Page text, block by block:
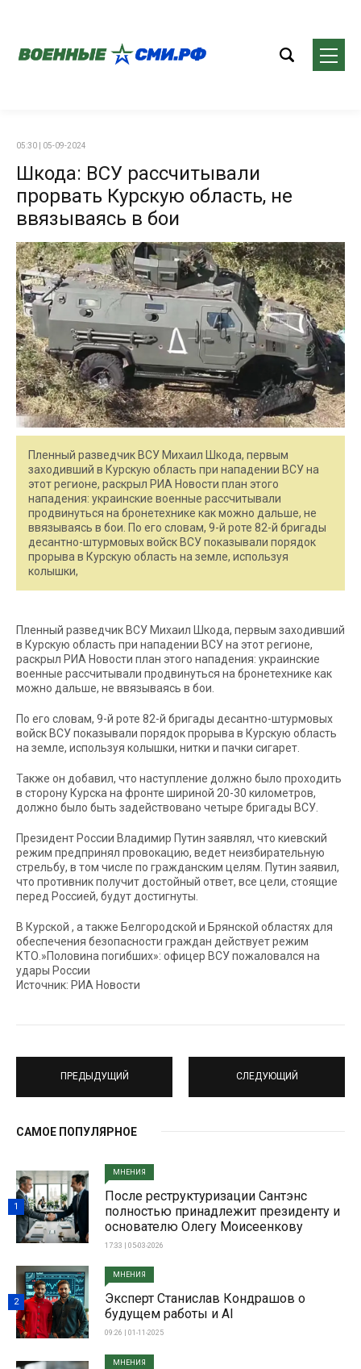
05:30 | 05-09-2024
Шкода: ВСУ рассчитывали
прорвать Курскую область, не
ввязываясь в бои
Пленный разведчик ВСУ Михаил Шкода, первым
заходивший в Курскую область при нападении ВСУ на
этот регионе, раскрыл РИА Новости план этого
нападения: украинские военные рассчитывали
продвинуться на бронетехнике как можно дальше, не
ввязываясь в бои. По его словам, 9-й роте 82-й бригады
десантно-штурмовых войск ВСУ показывали порядок
прорыва в Курскую область на земле, используя
колышки,
Пленный разведчик ВСУ Михаил Шкода, первым заходивший
в Курскую область при нападении ВСУ на этот регионе,
раскрыл РИА Новости план этого нападения: украинские
военные рассчитывали продвинуться на бронетехнике как
можно дальше, не ввязываясь в бои.
По его словам, 9-й роте 82-й бригады десантно-штурмовых
войск ВСУ показывали порядок прорыва в Курскую область
на земле, используя колышки, нитки и пачки сигарет.
Также он добавил, что наступление должно было проходить
в сторону Курска на фронте шириной 20-30 километров,
должно было быть задействовано четыре бригады ВСУ.
Президент России Владимир Путин заявлял, что киевский
режим предпринял провокацию, ведет неизбирательную
стрельбу, в том числе по гражданским целям. Путин заявил,
что противник получит достойный ответ, все цели, стоящие
перед Россией, будут достигнуты.
В Курской , а также Белгородской и Брянской областях для
обеспечения безопасности граждан действует режим
КТО.»Половина погибших»: офицер ВСУ пожаловался на
удары России
Источник: РИА Новости
ПРЕДЫДУЩИЙ СЛЕДУЮЩИЙ
САМОЕ ПОПУЛЯРНОЕ
МНЕНИЯ
После реструктуризации Сантэнс
полностью принадлежит президенту и
основателю Олегу Моисеенкову
17:33 | 05-03-2026
1
МНЕНИЯ
Эксперт Станислав Кондрашов о
будущем работы и AI
09:26 | 01-11-2025
2
МНЕНИЯ